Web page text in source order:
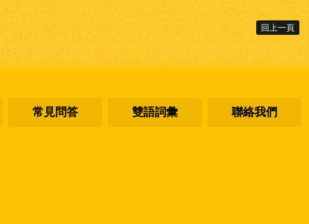
回上一頁
常見問答 雙語詞彙 聯絡我們